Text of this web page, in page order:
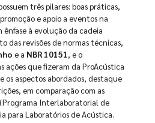
três pilares: boas práticas,
e apoio a eventos na
ênfase à evolução da cadeia
das revisões de normas técnicas,
e a NBR 10151, e o
ações que fizeram da ProAcústica
aspectos abordados, destaque
em comparação com as
Interlaboratorial de
para Laboratórios de Acústica.